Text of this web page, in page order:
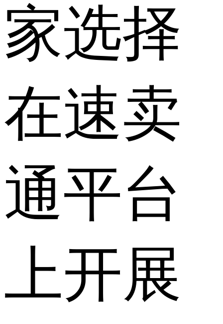
家选择
在速卖
通平台
上开展